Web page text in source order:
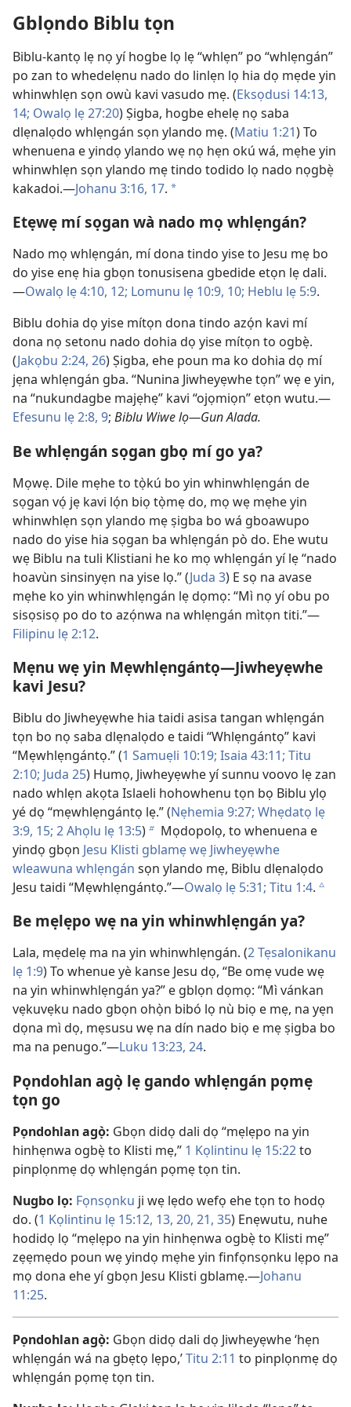
Gblọndo Biblu tọn
Biblu-kantọ lẹ nọ yí hogbe lọ lẹ “whlẹn” po “whlẹngán”
po zan to whedelẹnu nado do linlẹn lọ hia dọ mẹde yin
whinwhlẹn sọn owù kavi vasudo mẹ. (Eksọdusi 14:13,
14; Owalọ lẹ 27:20) Ṣigba, hogbe ehelẹ nọ saba
dlẹnalọdo whlẹngán sọn ylando mẹ. (Matiu 1:21) To
whenuena e yindọ ylando wẹ nọ hẹn okú wá, mẹhe yin
whinwhlẹn sọn ylando mẹ tindo todido lọ nado nọgbẹ̀
kakadoi.​—Johanu 3:16, 17. a
Etẹwẹ mí sọgan wà nado mọ whlẹngán?
Nado mọ whlẹngán, mí dona tindo yise to Jesu mẹ bo
do yise enẹ hia gbọn tonusisena gbedide etọn lẹ dali.​
—Owalọ lẹ 4:10, 12; Lomunu lẹ 10:9, 10; Heblu lẹ 5:9.
Biblu dohia dọ yise mítọn dona tindo azọ́n kavi mí
dona nọ setonu nado dohia dọ yise mítọn to ogbẹ̀.
(Jakọbu 2:24, 26) Ṣigba, ehe poun ma ko dohia dọ mí
jẹna whlẹngán gba. “Nunina Jiwheyẹwhe tọn” wẹ e yin,
na “nukundagbe majẹhẹ” kavi “ojọmiọn” etọn wutu.​—
Efesunu lẹ 2:8, 9; Biblu Wiwe lọ​—Gun Alada.
Be whlẹngán sọgan gbọ mí go ya?
Mọwẹ. Dile mẹhe to tọ̀kú bo yin whinwhlẹngán de
sọgan vọ́ jẹ kavi lọ́n biọ tọ̀mẹ do, mọ wẹ mẹhe yin
whinwhlẹn sọn ylando mẹ ṣigba bo wá gboawupo
nado do yise hia sọgan ba whlẹngán pò do. Ehe wutu
wẹ Biblu na tuli Klistiani he ko mọ whlẹngán yí lẹ “nado
hoavùn sinsinyẹn na yise lọ.” (Juda 3) E sọ na avase
mẹhe ko yin whinwhlẹngán lẹ dọmọ: “Mì nọ yí obu po
sisọsisọ po do to azọ́nwa na whlẹngán mìtọn titi.”​—
Filipinu lẹ 2:12.
Mẹnu wẹ yin Mẹwhlẹngántọ​—Jiwheyẹwhe
kavi Jesu?
Biblu do Jiwheyẹwhe hia taidi asisa tangan whlẹngán
tọn bo nọ saba dlẹnalọdo e taidi “Whlẹngántọ” kavi
“Mẹwhlẹngántọ.” (1 Samuẹli 10:19; Isaia 43:11; Titu
2:10; Juda 25) Humọ, Jiwheyẹwhe yí sunnu voovo lẹ zan
nado whlẹn akọta Islaeli hohowhenu tọn bọ Biblu ylọ
yé dọ “mẹwhlẹngántọ lẹ.” (Nẹhemia 9:27; Whẹdatọ lẹ
3:9, 15; 2 Ahọlu lẹ 13:5)b Mọdopolọ, to whenuena e
yindọ gbọn Jesu Klisti gblamẹ wẹ Jiwheyẹwhe
wleawuna whlẹngán sọn ylando mẹ, Biblu dlẹnalọdo
Jesu taidi “Mẹwhlẹngántọ.”​—Owalọ lẹ 5:31; Titu 1:4. c
Be mẹlẹpo wẹ na yin whinwhlẹngán ya?
Lala, mẹdelẹ ma na yin whinwhlẹngán. (2 Tẹsalonikanu
lẹ 1:9) To whenue yè kanse Jesu dọ, “Be omẹ vude wẹ
na yin whinwhlẹngán ya?” e gblọn dọmọ: “Mì vánkan
vẹkuvẹku nado gbọn ohọ̀n bibó lọ nù biọ e mẹ, na yẹn
dọna mì dọ, mẹsusu wẹ na dín nado biọ e mẹ ṣigba bo
ma na penugo.”​—Luku 13:23, 24.
Pọndohlan agọ̀ lẹ gando whlẹngán pọmẹ
tọn go
Pọndohlan agọ̀: Gbọn didọ dali dọ “mẹlẹpo na yin
hinhẹnwa ogbẹ̀ to Klisti mẹ,” 1 Kọlintinu lẹ 15:22to
pinplọnmẹ dọ whlẹngán pọmẹ tọn tin.
Nugbo lọ: Fọnsọnku ji wẹ lẹdo wefọ ehe tọn to hodọ
do. (1 Kọlintinu lẹ 15:12, 13, 20, 21, 35) Enẹwutu, nuhe
hodidọ lọ “mẹlẹpo na yin hinhẹnwa ogbẹ̀ to Klisti mẹ”
zẹẹmẹdo poun wẹ yindọ mẹhe yin finfọnsọnku lẹpo na
mọ dona ehe yí gbọn Jesu Klisti gblamẹ.​—Johanu
11:25.
Pọndohlan agọ̀: Gbọn didọ dali dọ Jiwheyẹwhe ‘hẹn
whlẹngán wá na gbẹtọ lẹpo,’Titu 2:11 to pinplọnmẹ dọ
whlẹngán pọmẹ tọn tin.